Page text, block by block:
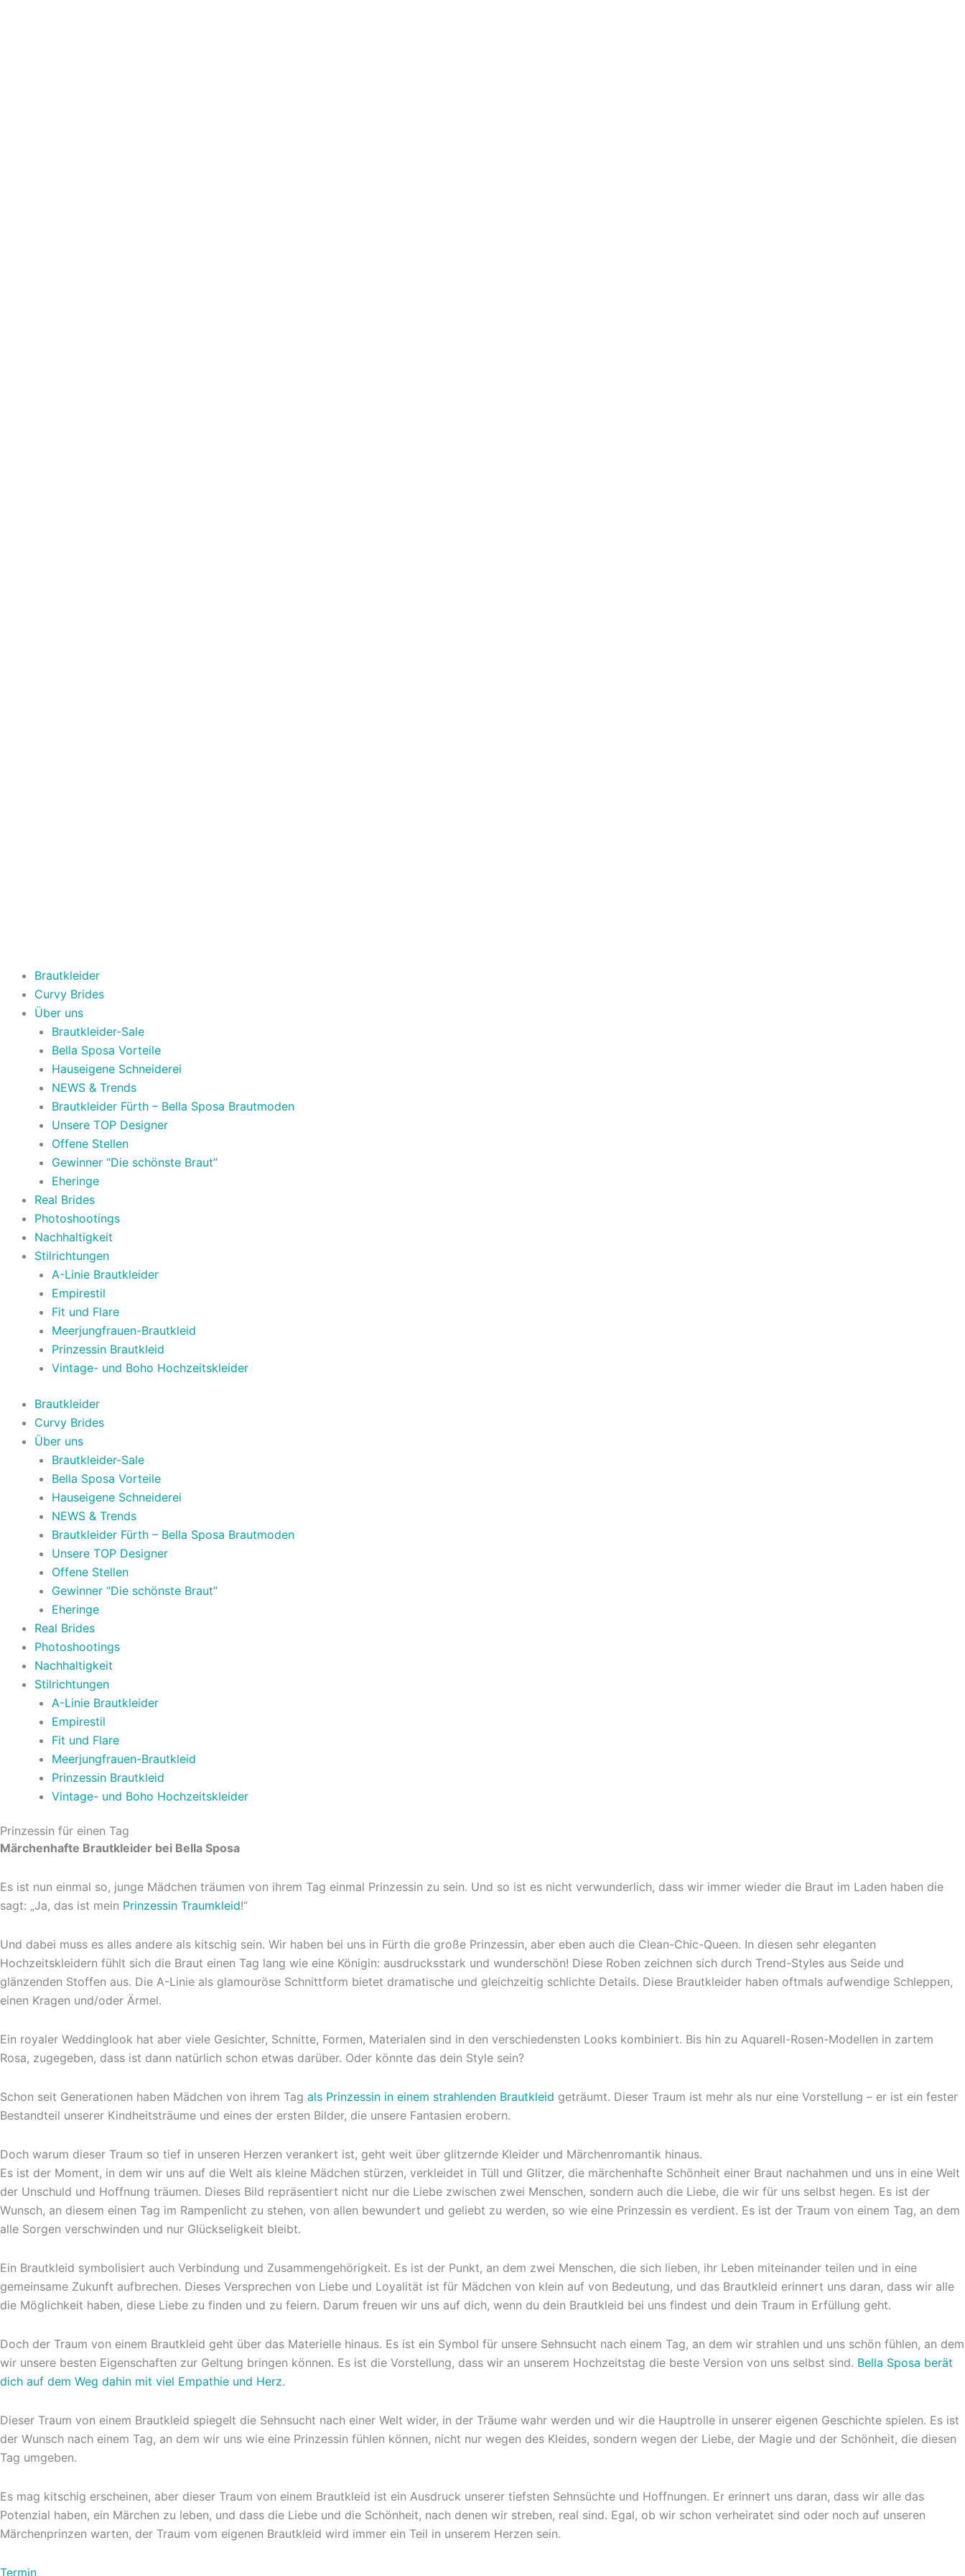
Brautkleider
Curvy Brides
Über uns
Brautkleider-Sale
Bella Sposa Vorteile
Hauseigene Schneiderei
NEWS & Trends
Brautkleider Fürth – Bella Sposa Brautmoden
Unsere TOP Designer
Offene Stellen
Gewinner “Die schönste Braut”
Eheringe
Real Brides
Photoshootings
Nachhaltigkeit
Stilrichtungen
A-Linie Brautkleider
Empirestil
Fit und Flare
Meerjungfrauen-Brautkleid
Prinzessin Brautkleid
Vintage- und Boho Hochzeitskleider
Brautkleider
Curvy Brides
Über uns
Brautkleider-Sale
Bella Sposa Vorteile
Hauseigene Schneiderei
NEWS & Trends
Brautkleider Fürth – Bella Sposa Brautmoden
Unsere TOP Designer
Offene Stellen
Gewinner “Die schönste Braut”
Eheringe
Real Brides
Photoshootings
Nachhaltigkeit
Stilrichtungen
A-Linie Brautkleider
Empirestil
Fit und Flare
Meerjungfrauen-Brautkleid
Prinzessin Brautkleid
Vintage- und Boho Hochzeitskleider
Prinzessin für einen Tag
Märchenhafte Brautkleider bei Bella Sposa
Es ist nun einmal so, junge Mädchen träumen von ihrem Tag einmal Prinzessin zu sein. Und so ist es nicht verwunderlich, dass wir immer wieder die Braut im Laden haben die
sagt: „Ja, das ist mein Prinzessin Traumkleid!“
Und dabei muss es alles andere als kitschig sein. Wir haben bei uns in Fürth die große Prinzessin, aber eben auch die Clean-Chic-Queen. In diesen sehr eleganten
Hochzeitskleidern fühlt sich die Braut einen Tag lang wie eine Königin: ausdrucksstark und wunderschön! Diese Roben zeichnen sich durch Trend-Styles aus Seide und
glänzenden Stoffen aus. Die A-Linie als glamouröse Schnittform bietet dramatische und gleichzeitig schlichte Details. Diese Brautkleider haben oftmals aufwendige Schleppen,
einen Kragen und/oder Ärmel.
Ein royaler Weddinglook hat aber viele Gesichter, Schnitte, Formen, Materialen sind in den verschiedensten Looks kombiniert. Bis hin zu Aquarell-Rosen-Modellen in zartem
Rosa, zugegeben, dass ist dann natürlich schon etwas darüber. Oder könnte das dein Style sein?
Schon seit Generationen haben Mädchen von ihrem Tag als Prinzessin in einem strahlenden Brautkleid geträumt. Dieser Traum ist mehr als nur eine Vorstellung – er ist ein fester
Bestandteil unserer Kindheitsträume und eines der ersten Bilder, die unsere Fantasien erobern.
Doch warum dieser Traum so tief in unseren Herzen verankert ist, geht weit über glitzernde Kleider und Märchenromantik hinaus.
Es ist der Moment, in dem wir uns auf die Welt als kleine Mädchen stürzen, verkleidet in Tüll und Glitzer, die märchenhafte Schönheit einer Braut nachahmen und uns in eine Welt
der Unschuld und Hoffnung träumen. Dieses Bild repräsentiert nicht nur die Liebe zwischen zwei Menschen, sondern auch die Liebe, die wir für uns selbst hegen. Es ist der
Wunsch, an diesem einen Tag im Rampenlicht zu stehen, von allen bewundert und geliebt zu werden, so wie eine Prinzessin es verdient. Es ist der Traum von einem Tag, an dem
alle Sorgen verschwinden und nur Glückseligkeit bleibt.
Ein Brautkleid symbolisiert auch Verbindung und Zusammengehörigkeit. Es ist der Punkt, an dem zwei Menschen, die sich lieben, ihr Leben miteinander teilen und in eine
gemeinsame Zukunft aufbrechen. Dieses Versprechen von Liebe und Loyalität ist für Mädchen von klein auf von Bedeutung, und das Brautkleid erinnert uns daran, dass wir alle
die Möglichkeit haben, diese Liebe zu finden und zu feiern. Darum freuen wir uns auf dich, wenn du dein Brautkleid bei uns findest und dein Traum in Erfüllung geht.
Doch der Traum von einem Brautkleid geht über das Materielle hinaus. Es ist ein Symbol für unsere Sehnsucht nach einem Tag, an dem wir strahlen und uns schön fühlen, an dem
wir unsere besten Eigenschaften zur Geltung bringen können. Es ist die Vorstellung, dass wir an unserem Hochzeitstag die beste Version von uns selbst sind. Bella Sposa berät
dich auf dem Weg dahin mit viel Empathie und Herz.
Dieser Traum von einem Brautkleid spiegelt die Sehnsucht nach einer Welt wider, in der Träume wahr werden und wir die Hauptrolle in unserer eigenen Geschichte spielen. Es ist
der Wunsch nach einem Tag, an dem wir uns wie eine Prinzessin fühlen können, nicht nur wegen des Kleides, sondern wegen der Liebe, der Magie und der Schönheit, die diesen
Tag umgeben.
Es mag kitschig erscheinen, aber dieser Traum von einem Brautkleid ist ein Ausdruck unserer tiefsten Sehnsüchte und Hoffnungen. Er erinnert uns daran, dass wir alle das
Potenzial haben, ein Märchen zu leben, und dass die Liebe und die Schönheit, nach denen wir streben, real sind. Egal, ob wir schon verheiratet sind oder noch auf unseren
Märchenprinzen warten, der Traum vom eigenen Brautkleid wird immer ein Teil in unserem Herzen sein.
Termin